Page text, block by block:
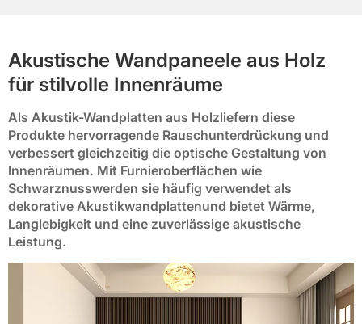
Akustische Wandpaneele aus Holz
für stilvolle Innenräume
Als Akustik-Wandplatten aus Holzliefern diese
Produkte hervorragende Rauschunterdrückung und
verbessert gleichzeitig die optische Gestaltung von
Innenräumen. Mit Furnieroberflächen wie
Schwarznusswerden sie häufig verwendet als
dekorative Akustikwandplattenund bietet Wärme,
Langlebigkeit und eine zuverlässige akustische
Leistung.